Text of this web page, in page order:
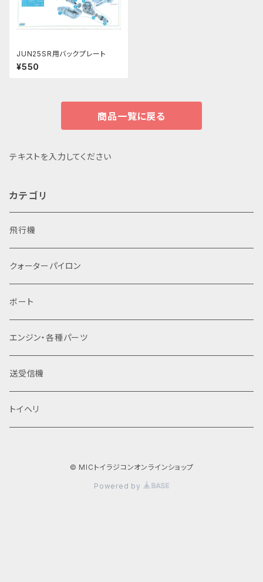
JUN25SR用バックプレート
¥550
商品一覧に戻る
テキストを入力してください
カテゴリ
飛行機
クォーターパイロン
ボート
​エンジン・各種パーツ
送受信機
トイヘリ
© MICトイラジコンオンラインショップ
Powered by